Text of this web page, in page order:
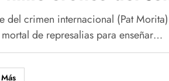
del crimen internacional (Pat
de represalias para enseñar…